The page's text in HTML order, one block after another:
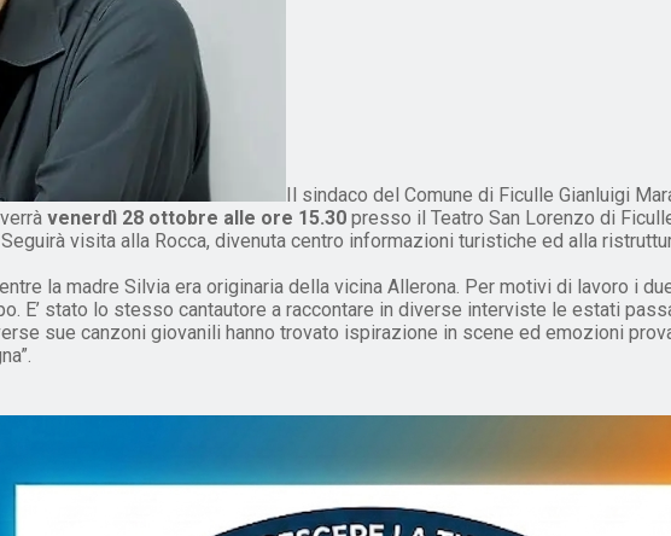
Il sindaco del Comune di Ficulle Gianluigi
venerdì 28 ottobre alle ore 15.30 presso il Teatro San Lorenzo di
visita alla Rocca, divenuta centro informazioni turistiche ed alla
la madre Silvia era originaria della vicina Allerona. Per motivi di lavoro i
E’ stato lo stesso cantautore a raccontare in diverse interviste le estati
sue canzoni giovanili hanno trovato ispirazione in scene ed emozioni